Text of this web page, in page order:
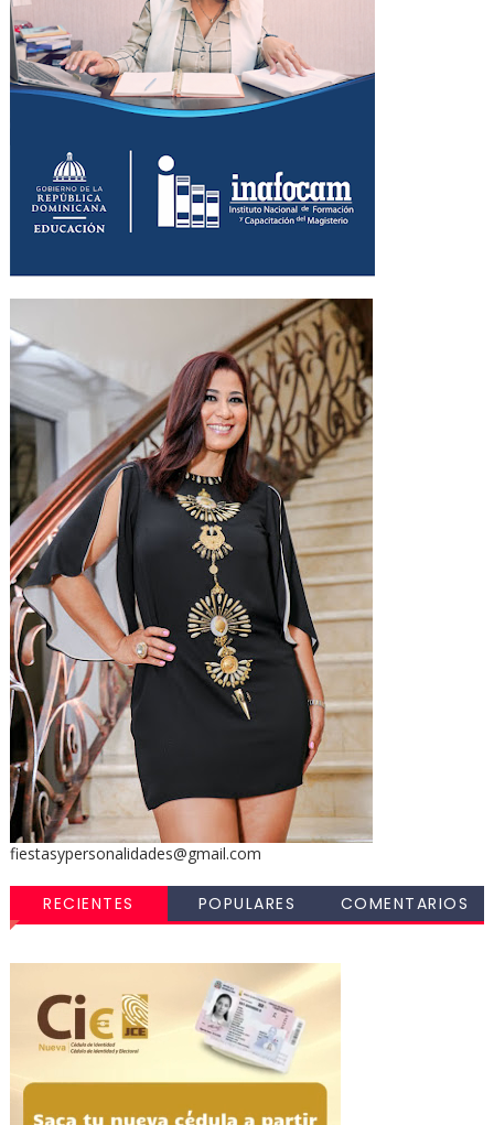
fiestasypersonalidades@gmail.com
RECIENTES POPULARES COMENTARIOS